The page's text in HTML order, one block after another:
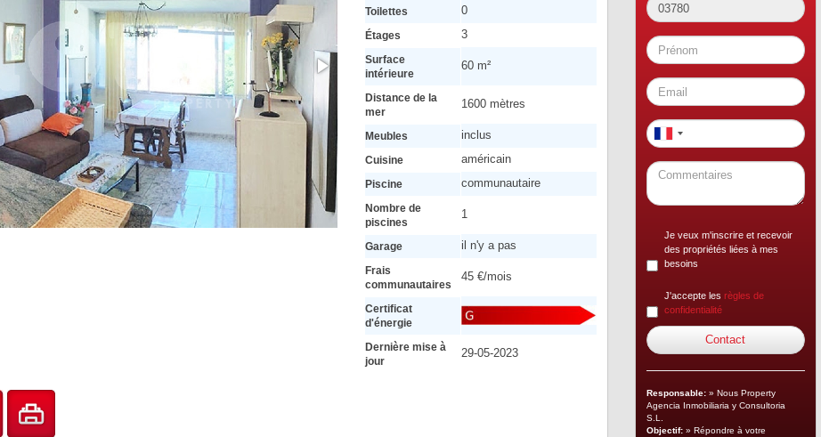
Toilettes 0
Étages 3
Surface
intérieure
60 m²
Distance de la
mer
1600 mètres
Meubles inclus
Cuisine américain
Piscine communautaire
Nombre de
piscines
1
Garage il n'y a pas
Frais
communautaires
45 €/mois
Certificat
d'énergie
Dernière mise à
jour
29-05-2023
Je veux m'inscrire et recevoir
des propriétés liées à mes
besoins
J'accepte les règles de
confidentialité
Responsable: » Nous Property
Agencia Inmobiliaria y Consultoria
S.L.
Objectif: » Répondre à votre